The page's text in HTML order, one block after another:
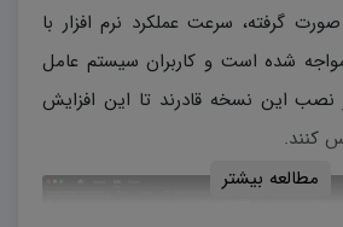
گرفته، سرعت عملکرد نرم افزار با
شده است و کاربران سیستم عامل
از نصب این نسخه قادرند تا این افزایش
کنند.
مطالعه بیشتر